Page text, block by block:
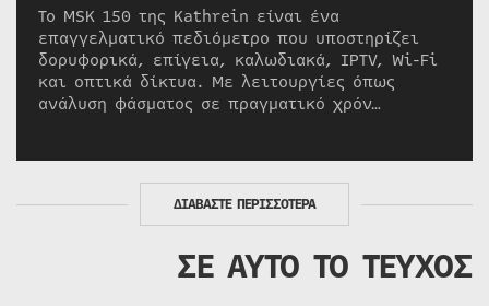
Το MSK 150 της Kathrein είναι ένα
επαγγελματικό πεδιόμετρο που υποστηρίζει
δορυφορικά, επίγεια, καλωδιακά, IPTV, Wi-Fi
και οπτικά δίκτυα. Με λειτουργίες όπως
ανάλυση φάσματος σε πραγματικό χρόν…
ΔΙΑΒΑΣΤΕ ΠΕΡΙΣΣΟΤΕΡΑ
ΣΕ ΑΥΤΟ ΤΟ ΤΕΥΧΟΣ